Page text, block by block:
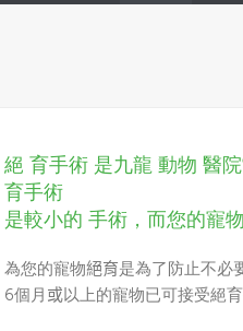
絕 育手術 是九龍 動物 醫
育手術
是較小的 手術，而您的寵
為您的寵物絕育是為了防止不必
6個月 或以上的寵物已可接受絕育